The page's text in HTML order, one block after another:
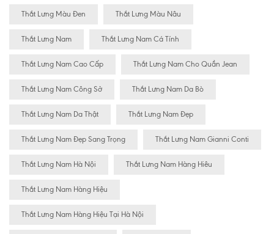
Thắt Lưng Màu Đen Thắt Lưng Màu Nâu
Thắt Lưng Nam Thắt Lưng Nam Cá Tính
Thắt Lưng Nam Cao Cấp Thắt Lưng Nam Cho Quần Jean
Thắt Lưng Nam Công Sở Thắt Lưng Nam Da Bò
Thắt Lưng Nam Da Thật Thắt Lưng Nam Đẹp
Thắt Lưng Nam Đẹp Sang Trọng Thắt Lưng Nam Gianni Conti
Thắt Lưng Nam Hà Nội Thắt Lưng Nam Hàng Hiêu
Thắt Lưng Nam Hàng Hiệu
Thắt Lưng Nam Hàng Hiệu Tại Hà Nội